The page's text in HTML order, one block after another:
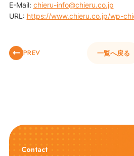
E-Mail: chieru-info@chieru.co.jp
URL: https://www.chieru.co.jp/wp-
PREV 一覧へ戻る
Contact